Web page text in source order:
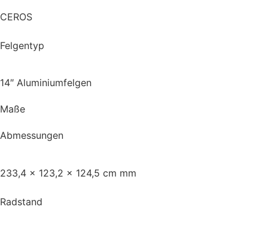
CEROS
Felgentyp
14″ Aluminiumfelgen
Maße
Abmessungen
233,4 x 123,2 x 124,5 cm mm
Radstand